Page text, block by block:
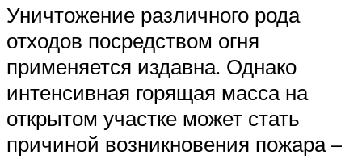
Уничтожение различного рода
отходов посредством огня
применяется издавна. Однако
интенсивная горящая масса на
открытом участке может стать
причиной возникновения пожара –